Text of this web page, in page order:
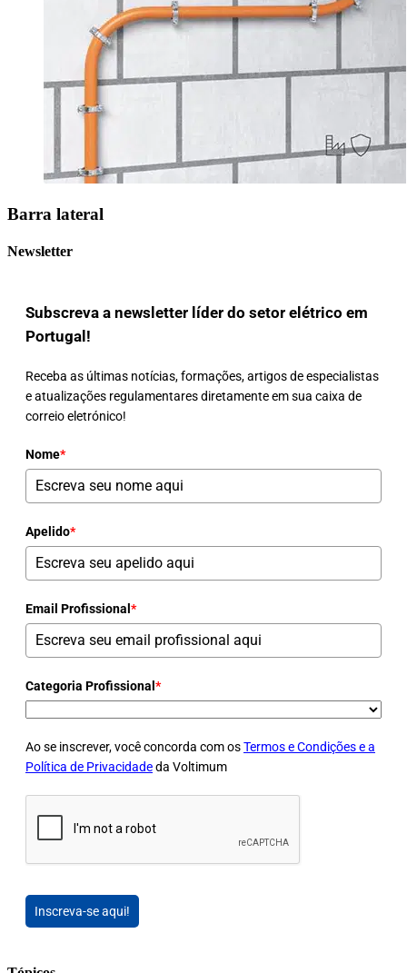
Barra lateral
Newsletter
Subscreva a newsletter líder do setor elétrico em
Portugal!
Receba as últimas notícias, formações, artigos de especialistas
e atualizações regulamentares diretamente em sua caixa de
correio eletrónico!
Nome*
Apelido*
Email Profissional *
Categoria Profissional *
Ao se inscrever, você concorda com osTermos e Condições e a
Política de Privacidadeda Voltimum
Inscreva-se aqui!